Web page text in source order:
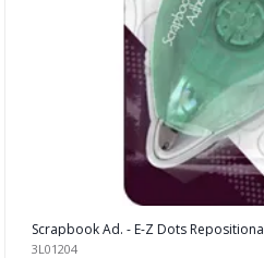
Scrapbook Ad. - E-Z Dots
3L01204